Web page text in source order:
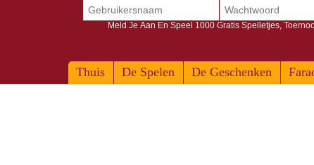
Thuis De Spelen De Geschenken
Meld Je Aan En Speel 1000 Gratis Spelletjes,